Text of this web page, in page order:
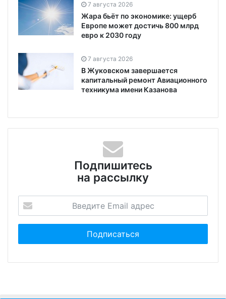
7 августа 2026
Жара бьёт по экономике: ущерб
Европе может достичь 800 млрд
евро к 2030 году
7 августа 2026
В Жуковском завершается
капитальный ремонт Авиационного
техникума имени Казанова
Подпишитесь
на рассылку